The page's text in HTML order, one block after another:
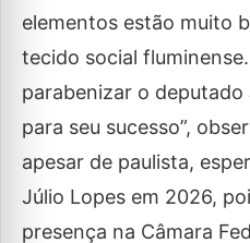
elementos estão muito
tecido social
parabenizar o
para seu sucesso”,
apesar de paulista,
Júlio Lopes em 2026,
presença na Câmara